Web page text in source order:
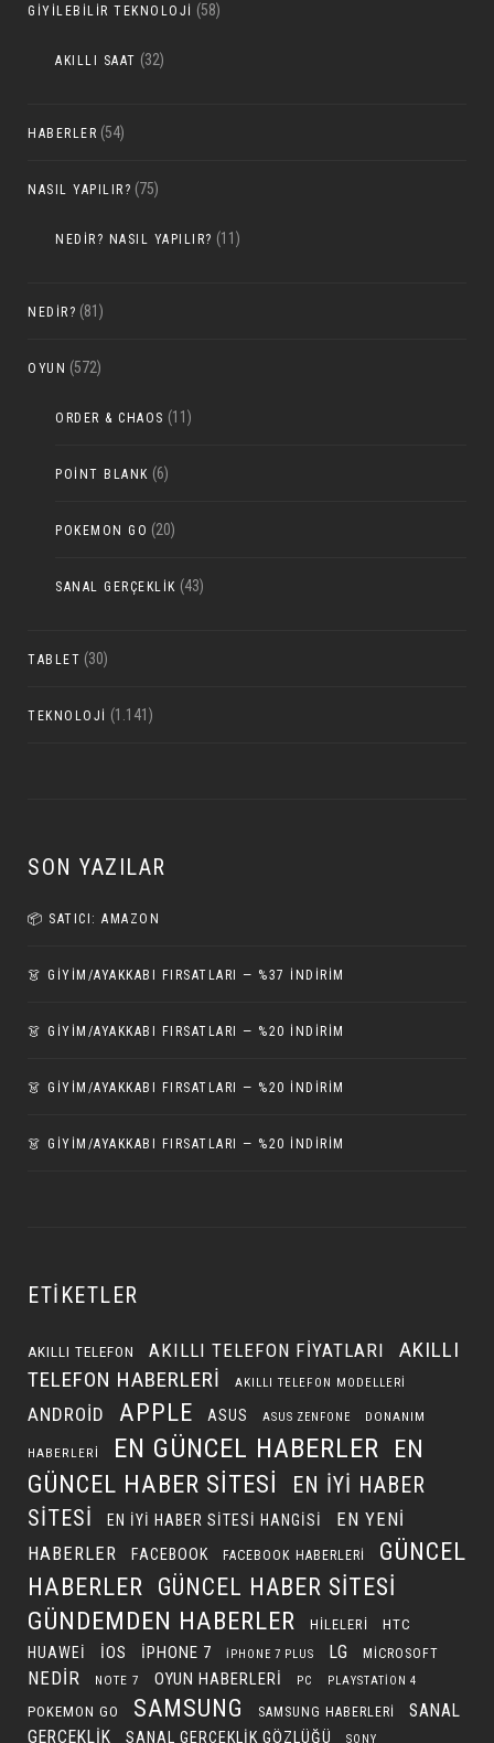
GIYILEBILIR TEKNOLOJI (58)
AKILLI SAAT (32)
HABERLER (54)
NASIL YAPILIR? (75)
NEDIR? NASIL YAPILIR? (11)
NEDIR? (81)
OYUN (572)
ORDER & CHAOS (11)
POINT BLANK (6)
POKEMON GO (20)
SANAL GERÇEKLIK (43)
TABLET (30)
TEKNOLOJI (1.141)
SON YAZILAR
📦 SATICI: AMAZON
👗 GİYİM/AYAKKABI FIRSATLARI — %37 İNDIRIM
👗 GİYİM/AYAKKABI FIRSATLARI — %20 İNDIRIM
👗 GİYİM/AYAKKABI FIRSATLARI — %20 İNDIRIM
👗 GİYİM/AYAKKABI FIRSATLARI — %20 İNDIRIM
ETIKETLER
AKILLI TELEFON AKILLI TELEFON FIYATLARI
AKILLI
TELEFON HABERLERI
AKILLI TELEFON MODELLERI
ANDROID APPLE ASUS ASUS ZENFONE DONANIM
HABERLERI EN GÜNCEL HABERLER EN
GÜNCEL HABER SITESI
EN IYI HABER
SITESI
EN IYI HABER SITESI HANGISI
EN YENI
HABERLER
FACEBOOK FACEBOOK HABERLERI
GÜNCEL
HABERLER
GÜNCEL HABER SITESI
GÜNDEMDEN HABERLER HILELERI HTC
HUAWEI IOS IPHONE 7 IPHONE 7 PLUS LG MICROSOFT
NEDIR NOTE 7 OYUN HABERLERI PC PLAYSTATION 4
POKEMON GO SAMSUNG SAMSUNG HABERLERI
SANAL
GERÇEKLIK
SANAL GERÇEKLIK GÖZLÜĞÜ SONY